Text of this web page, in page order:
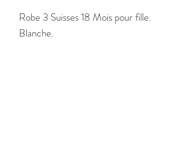
Robe 3 Suisses 18 Mois pour fille.
Blanche.